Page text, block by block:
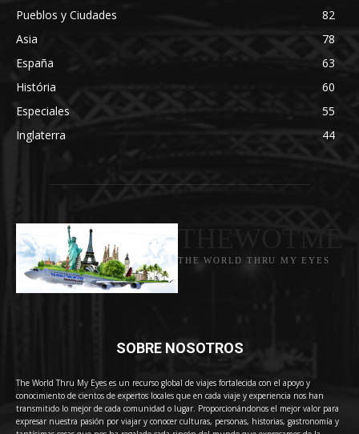
Pueblos y Ciudades
82
Asia
78
España
63
História
60
Especiales
55
Inglaterra
44
THE WORLD THRU MY EYES
SOBRE NOSOTROS
The World Thru My Eyes es un recurso global de viajes fortalecida con el apoyo y
conocimiento de cientos de expertos locales que en cada viaje y experiencia nos han
transmitido lo mejor de cada comunidad o lugar. Proporcionándonos el mejor valor para
expresar nuestra pasión por viajar y conocer culturas, personas, historias, gastronomía y